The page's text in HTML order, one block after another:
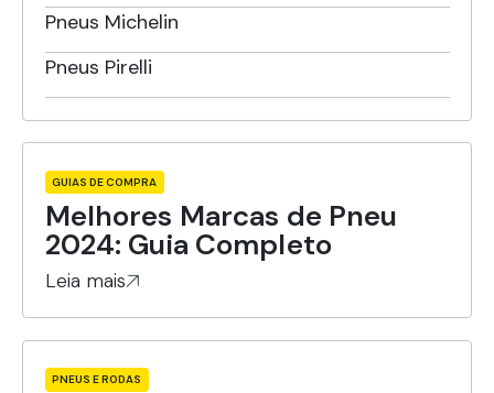
Pneus Michelin
Pneus Pirelli
GUIAS DE COMPRA
Melhores Marcas de Pneu
2024: Guia Completo
Leia mais
PNEUS E RODAS